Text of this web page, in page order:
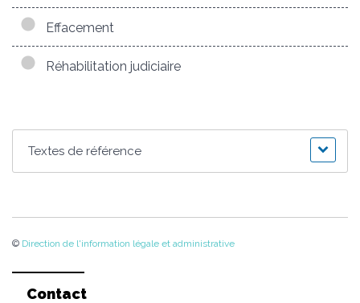
Effacement
Réhabilitation judiciaire
Textes de référence
© Direction de l'information légale et administrative
Contact